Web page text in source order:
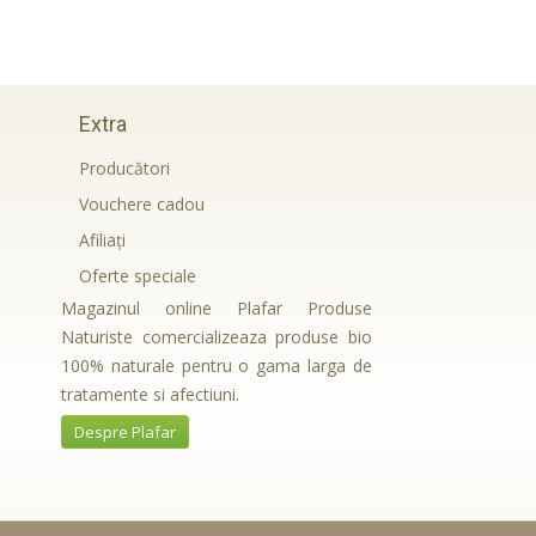
Extra
Producători
Vouchere cadou
Afiliaţi
Oferte speciale
Magazinul online Plafar Produse
Naturiste comercializeaza produse bio
100% naturale pentru o gama larga de
tratamente si afectiuni.
Despre Plafar